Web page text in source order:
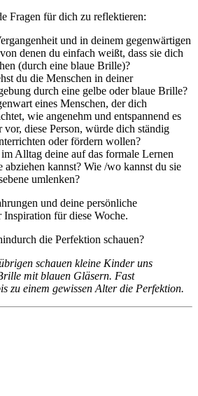
Fragen für dich zu reflektieren:
und in deinem gegenwärtigen
denen du einfach weißt, dass sie dich
(durch eine blaue Brille)?
du die Menschen in deiner
durch eine gelbe oder blaue Brille?
eines Menschen, der dich
wie angenehm und entspannend es
vor, diese Person, würde dich ständig
oder fördern wollen?
Alltag deine auf das formale Lernen
abziehen kannst? Wie /wo kannst du sie
umlenken?
und deine persönliche
für diese Woche.
die Perfektion schauen?
schauen kleine Kinder uns
mit blauen Gläsern. Fast
zu einem gewissen Alter die Perfektion.